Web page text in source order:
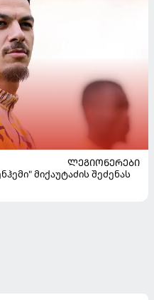
ᲚᲔᲒᲘᲝᲜᲔᲠᲔᲑᲘ
მიქაუტაძის შეძენას